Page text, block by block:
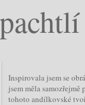
Inspirovala jsem se
jsem měla
tohoto andílkovské